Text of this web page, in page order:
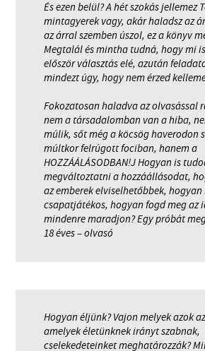
És ezen belül? A hét szokás jellemez
mintagyerek vagy, akár haladsz az
az árral szemben úszol, ez a könyv
Megtalál és mintha tudná, hogy mi
először választás elé, azután
mindezt úgy, hogy nem érzed
Fokozatosan haladva az olvasással
nem a társadalomban van a hiba,
múlik, sőt még a köcsög haverodon
múltkor felrúgott fociban, hanem a
HOZZÁÁLÁSODBAN!J Hogyan is
megváltoztatni a hozzáállásodat,
az emberek elviselhetőbbek, hogyan
csapatjátékos, hogyan fogd meg az
mindenre maradjon? Egy próbát
18 éves – olvasó
Hogyan éljünk? Vajon melyek azok
amelyek életünknek irányt szabnak,
cselekedeteinket meghatározzák?